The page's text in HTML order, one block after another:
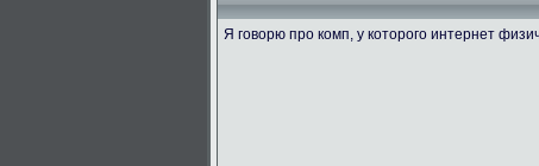
Я говорю про комп, у которого интернет